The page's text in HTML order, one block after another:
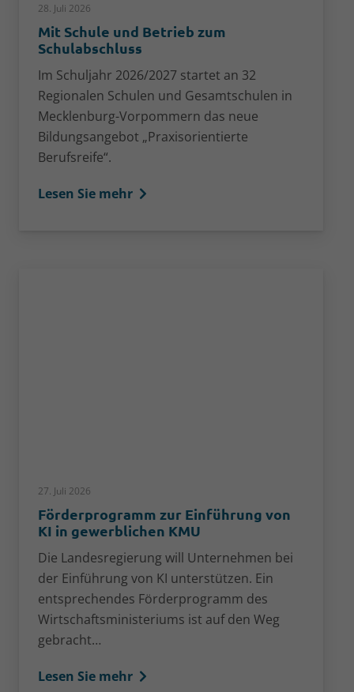
28. Juli 2026
Mit Schule und Betrieb zum
Schulabschluss
Im Schuljahr 2026/2027 startet an 32
Regionalen Schulen und Gesamtschulen in
Mecklenburg-Vorpommern das neue
Bildungsangebot „Praxisorientierte
Berufsreife“.
Lesen Sie mehr
27. Juli 2026
Förderprogramm zur Einführung von
KI in gewerblichen KMU
Die Landesregierung will Unternehmen bei
der Einführung von KI unterstützen. Ein
entsprechendes Förderprogramm des
Wirtschaftsministeriums ist auf den Weg
gebracht…
Lesen Sie mehr